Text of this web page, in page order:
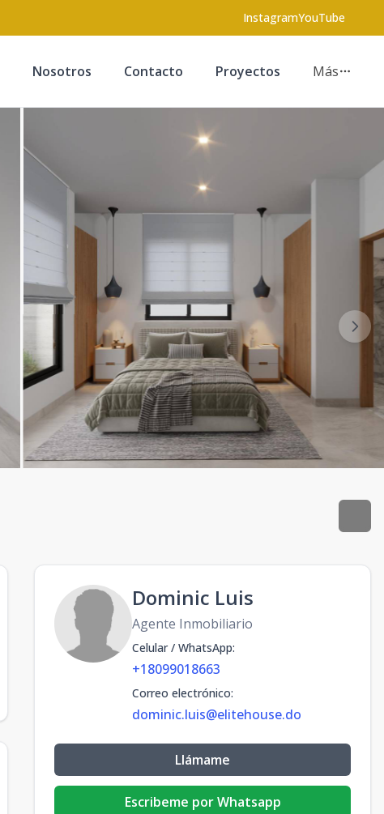
InstagramYouTube
Nosotros Contacto Proyectos Más
Dominic Luis
Agente Inmobiliario
Celular / WhatsApp:
+18099018663
Correo electrónico:
dominic.luis@elitehouse.do
Llámame
Escribeme por Whatsapp